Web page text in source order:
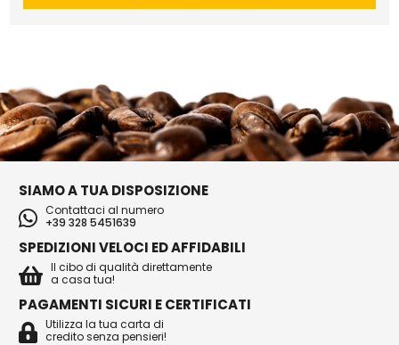
SIAMO A TUA DISPOSIZIONE
Contattaci al numero
+39 328 5451639
SPEDIZIONI VELOCI ED AFFIDABILI
Il cibo di qualità direttamente
a casa tua!
PAGAMENTI SICURI E CERTIFICATI
Utilizza la tua carta di
credito senza pensieri!